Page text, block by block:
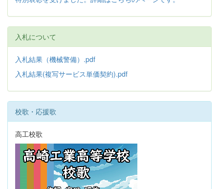
入札について
入札結果（機械警備）.pdf
入札結果(複写サービス単価契約).pdf
校歌・応援歌
高工校歌